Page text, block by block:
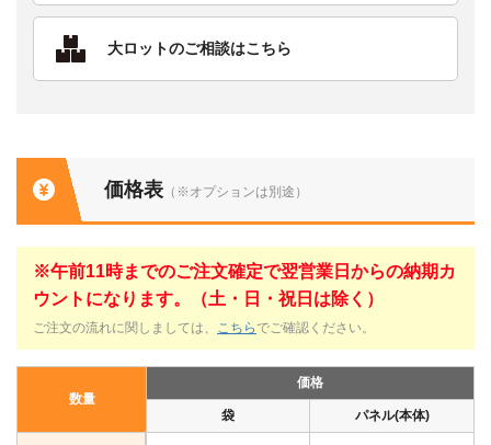
大ロットのご相談はこちら
価格表 （※オプションは別途）
※午前11時までのご注文確定で翌営業日からの納期カ
ウントになります。（土・日・祝日は除く）
ご注文の流れに関しましては、 こちら でご確認ください。
数量
価格
袋 パネル(本体)